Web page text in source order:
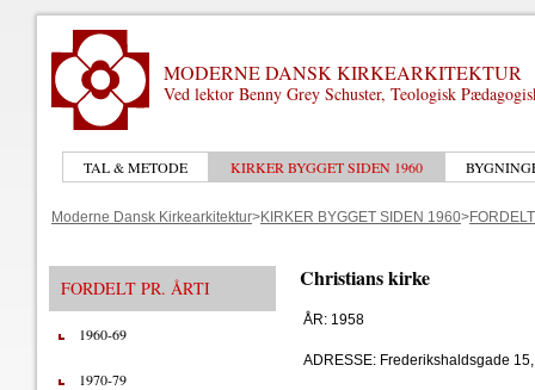
MODERNE DANSK KIRKEARKITEKTUR
Ved lektor Benny Grey Schuster, Teologisk
TAL & METODE KIRKER BYGGET SIDEN 1960
Moderne Dansk Kirkearkitektur>KIRKER BYGGET SIDEN 1960>
FORDELT PR. ÅRTI
1960-69
1970-79
Christians kirke
ÅR: 1958
ADRESSE: Frederikshaldsgade